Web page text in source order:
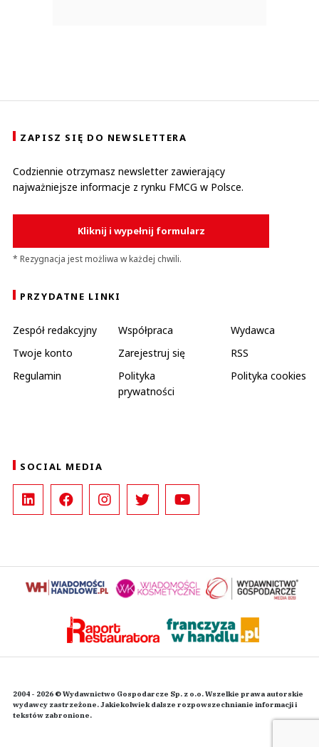
ZAPISZ SIĘ DO NEWSLETTERA
Codziennie otrzymasz newsletter zawierający
najważniejsze informacje z rynku FMCG w Polsce.
Kliknij i wypełnij formularz
* Rezygnacja jest możliwa w każdej chwili.
PRZYDATNE LINKI
Zespół redakcyjny Współpraca
Wydawca
Twoje konto
Zarejestruj się
RSS
Regulamin
Polityka
prywatności
Polityka cookies
SOCIAL MEDIA
2004 - 2026 © Wydawnictwo Gospodarcze Sp. z o.o. Wszelkie prawa autorskie
wydawcy zastrzeżone. Jakiekolwiek dalsze rozpowszechnianie informacji i
tekstów zabronione.